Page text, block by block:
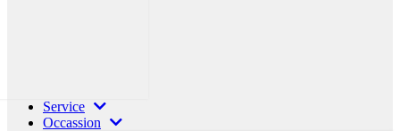
Service
Occassion